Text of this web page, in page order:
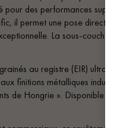
des performances
il permet une pose directe
La sous-couche
au registre (EIR)
finitions métalliques
de Hongrie ». Disponible